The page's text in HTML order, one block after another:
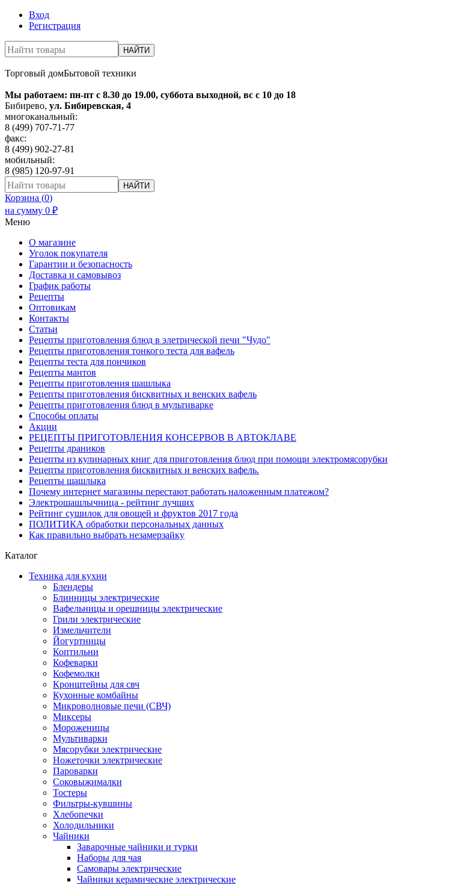
Вход
Регистрация
НАЙТИ
Торговый домБытовой техники
Мы работаем: пн-пт с 8.30 до 19.00, суббота выходной, вс с 10 до 18
Бибирево, ул. Бибиревская, 4
многоканальный:
8 (499) 707-71-77
факс:
8 (499) 902-27-81
мобильный:
8 (985) 120-97-91
НАЙТИ
Корзина (0)
на сумму 0 ₽
Меню
О магазине
Уголок покупателя
Гарантии и безопасность
Доставка и самовывоз
График работы
Рецепты
Оптовикам
Контакты
Статьи
Рецепты приготовления блюд в элетрической печи "Чудо"
Рецепты приготовления тонкого теста для вафель
Рецепты теста для пончиков
Рецепты мантов
Рецепты приготовления шашлыка
Рецепты приготовления бисквитных и венских вафель
Рецепты приготовления блюд в мультиварке
Способы оплаты
Акции
РЕЦЕПТЫ ПРИГОТОВЛЕНИЯ КОНСЕРВОВ В АВТОКЛАВЕ
Рецепты драников
Рецепты из кулинарных книг для приготовления блюд при помощи электромясорубки
Рецепты приготовления бисквитных и венских вафель.
Рецепты шашлыка
Почему интернет магазины перестают работать наложенным платежом?
Электрошашлычница - рейтинг лучших
Рейтинг сушилок для овощей и фруктов 2017 года
ПОЛИТИКА обработки персональных данных
Как правильно выбрать незамерзайку
Каталог
Техника для кухни
Блендеры
Блинницы электрические
Вафельницы и орешницы электрические
Грили электрические
Измельчители
Йогуртницы
Коптильни
Кофеварки
Кофемолки
Кронштейны для свч
Кухонные комбайны
Микроволновые печи (СВЧ)
Миксеры
Мороженицы
Мультиварки
Мясорубки электрические
Ножеточки электрические
Пароварки
Соковыжималки
Тостеры
Фильтры-кувшины
Хлебопечки
Холодильники
Чайники
Заварочные чайники и турки
Наборы для чая
Самовары электрические
Чайники керамические электрические